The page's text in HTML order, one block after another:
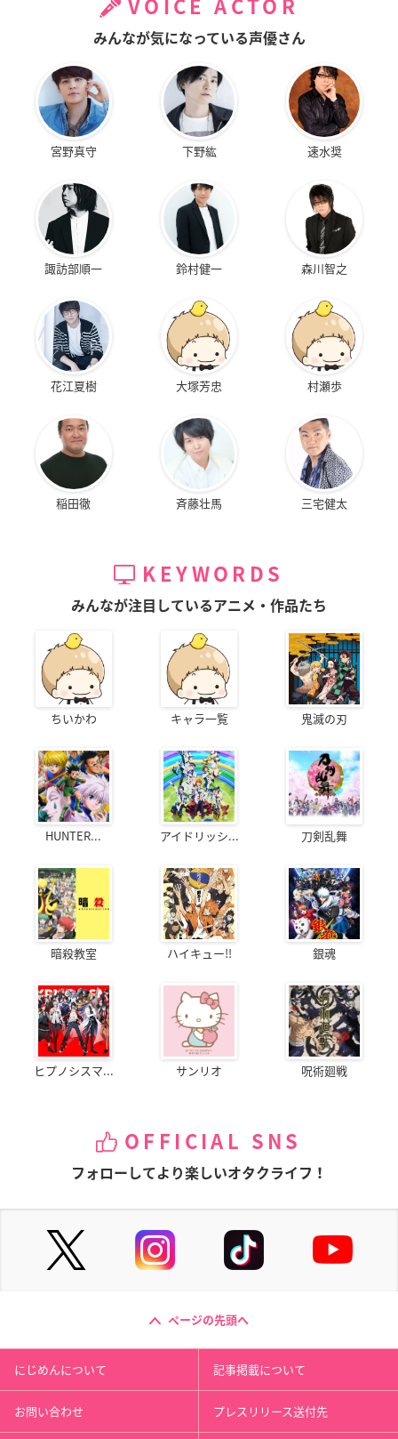
VOICE ACTOR
みんなが気になっている声優さん
宮野真守 下野紘 速水奨
諏訪部順一 鈴村健一 森川智之
花江夏樹 大塚芳忠 村瀬歩
稲田徹 斉藤壮馬 三宅健太
KEYWORDS
みんなが注目しているアニメ・作品たち
ちいかわ キャラ一覧 鬼滅の刃
HUNTER... アイドリッシ... 刀剣乱舞
暗殺教室 ハイキュー!! 銀魂
ヒプノシスマ... サンリオ 呪術廻戦
OFFICIAL SNS
フォローしてより楽しいオタクライフ！
ページの先頭へ
にじめんについて 記事掲載について
お問い合わせ プレスリリース送付先